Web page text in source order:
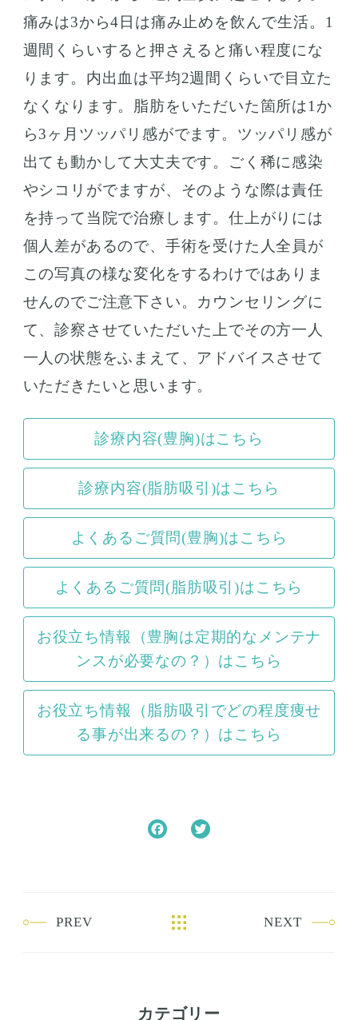
痛みは3から4日は痛み止めを飲んで生活。1
週間くらいすると押さえると痛い程度にな
ります。内出血は平均2週間くらいで目立た
なくなります。脂肪をいただいた箇所は1か
ら3ヶ月ツッパリ感がでます。ツッパリ感が
出ても動かして大丈夫です。ごく稀に感染
やシコリがでますが、そのような際は責任
を持って当院で治療します。仕上がりには
個人差があるので、手術を受けた人全員が
この写真の様な変化をするわけではありま
せんのでご注意下さい。カウンセリングに
て、診察させていただいた上でその方一人
一人の状態をふまえて、アドバイスさせて
いただきたいと思います。
診療内容(豊胸)はこちら
診療内容(脂肪吸引)はこちら
よくあるご質問(豊胸)はこちら
よくあるご質問(脂肪吸引)はこちら
お役立ち情報（豊胸は定期的なメンテナ
ンスが必要なの？）はこちら
お役立ち情報（脂肪吸引でどの程度痩せ
る事が出来るの？）はこちら
o
PREV NEXT
カテゴリー